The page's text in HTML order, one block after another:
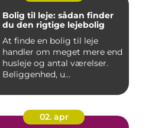
Bolig til leje: sådan finder
du den rigtige lejebolig
At finde en bolig til leje
handler om meget mere end
husleje og antal værelser.
Beliggenhed, u...
02. apr